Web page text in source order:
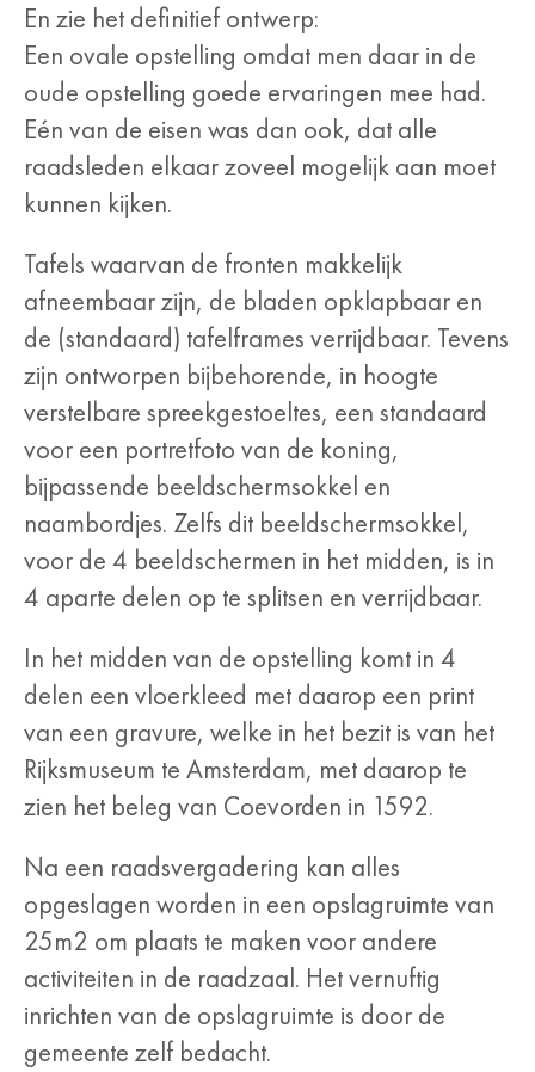
En zie het definitief ontwerp:
Een ovale opstelling omdat men daar in de
oude opstelling goede ervaringen mee had.
Eén van de eisen was dan ook, dat alle
raadsleden elkaar zoveel mogelijk aan moet
kunnen kijken.
Tafels waarvan de fronten makkelijk
afneembaar zijn, de bladen opklapbaar en
de (standaard) tafelframes verrijdbaar. Tevens
zijn ontworpen bijbehorende, in hoogte
verstelbare spreekgestoeltes, een standaard
voor een portretfoto van de koning,
bijpassende beeldschermsokkel en
naambordjes. Zelfs dit beeldschermsokkel,
voor de 4 beeldschermen in het midden, is in
4 aparte delen op te splitsen en verrijdbaar.
In het midden van de opstelling komt in 4
delen een vloerkleed met daarop een print
van een gravure, welke in het bezit is van het
Rijksmuseum te Amsterdam, met daarop te
zien het beleg van Coevorden in 1592.
Na een raadsvergadering kan alles
opgeslagen worden in een opslagruimte van
25m2 om plaats te maken voor andere
activiteiten in de raadzaal. Het vernuftig
inrichten van de opslagruimte is door de
gemeente zelf bedacht.